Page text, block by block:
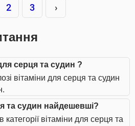
2 3 ›
серця та судин ?
вітаміни для серця та судин
та судин найдешевші?
вітаміни для серця та